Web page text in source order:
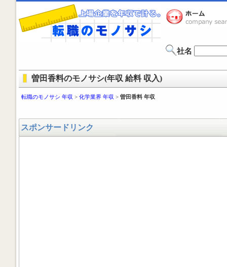
社名
曽田香料のモノサシ(年収 給料 収入)
転職のモノサシ 年収 > 化学業界 年収 > 曽田香料 年収
スポンサードリンク